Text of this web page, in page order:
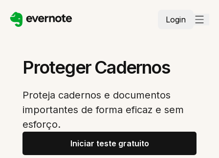
Login
Proteger Cadernos
Proteja cadernos e documentos
importantes de forma eficaz e sem
esforço.
Iniciar teste gratuito